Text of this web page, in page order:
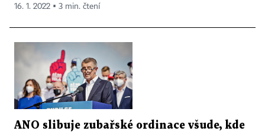
16. 1. 2022 ▪ 3 min. čtení
ANO slibuje zubařské ordinace všude, kde